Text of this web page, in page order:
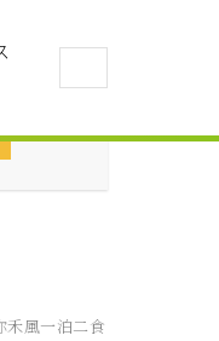
禾風一泊二食